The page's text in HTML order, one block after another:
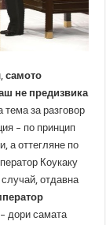
самото
не предизвика
тема за разговор
– по принцип
а оттегляне по
Коукаку
отдавна
– дори самата